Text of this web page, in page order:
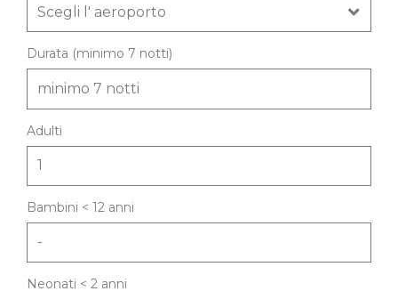
Durata (minimo 7 notti)
Adulti
Bambini < 12 anni
Neonati < 2 anni